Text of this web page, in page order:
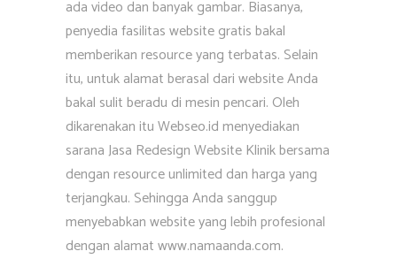
ada video dan banyak gambar. Biasanya,
penyedia fasilitas website gratis bakal
memberikan resource yang terbatas. Selain
itu, untuk alamat berasal dari website Anda
bakal sulit beradu di mesin pencari. Oleh
dikarenakan itu Webseo.id menyediakan
sarana Jasa Redesign Website Klinik bersama
dengan resource unlimited dan harga yang
terjangkau. Sehingga Anda sanggup
menyebabkan website yang lebih profesional
dengan alamat www.namaanda.com.